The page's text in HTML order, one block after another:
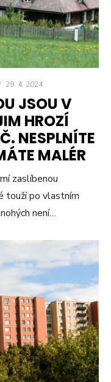
29. 4. 2024
JSOU V
HROZÍ
NESPLNÍTE
MALÉR
zaslíbenou
touží po vlastním
není…